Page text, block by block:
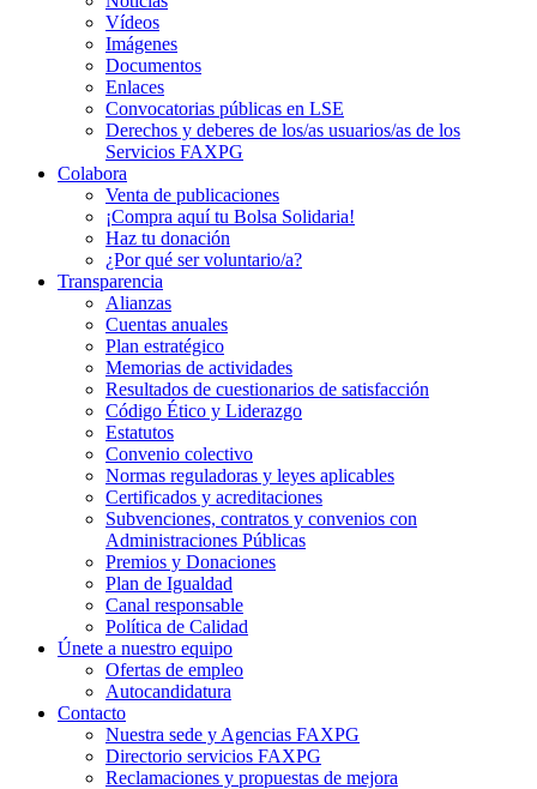
Vídeos
Imágenes
Documentos
Enlaces
Convocatorias públicas en LSE
Derechos y deberes de los/as usuarios/as de los
Servicios FAXPG
Colabora
Venta de publicaciones
¡Compra aquí tu Bolsa Solidaria!
Haz tu donación
¿Por qué ser voluntario/a?
Transparencia
Alianzas
Cuentas anuales
Plan estratégico
Memorias de actividades
Resultados de cuestionarios de satisfacción
Código Ético y Liderazgo
Estatutos
Convenio colectivo
Normas reguladoras y leyes aplicables
Certificados y acreditaciones
Subvenciones, contratos y convenios con
Administraciones Públicas
Premios y Donaciones
Plan de Igualdad
Canal responsable
Política de Calidad
Únete a nuestro equipo
Ofertas de empleo
Autocandidatura
Contacto
Nuestra sede y Agencias FAXPG
Directorio servicios FAXPG
Reclamaciones y propuestas de mejora